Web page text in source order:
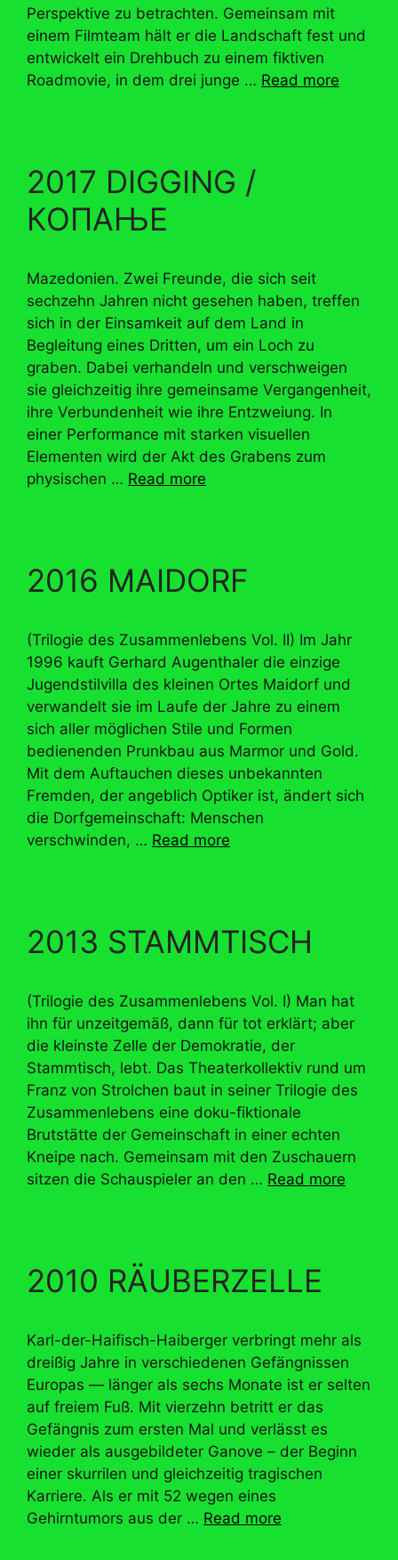
Perspektive zu betrachten. Gemeinsam mit
einem Filmteam hält er die Landschaft fest und
entwickelt ein Drehbuch zu einem fiktiven
Roadmovie, in dem drei junge … Read more
2017 DIGGING /
КОПАЊЕ
Mazedonien. Zwei Freunde, die sich seit
sechzehn Jahren nicht gesehen haben, treffen
sich in der Einsamkeit auf dem Land in
Begleitung eines Dritten, um ein Loch zu
graben. Dabei verhandeln und verschweigen
sie gleichzeitig ihre gemeinsame Vergangenheit,
ihre Verbundenheit wie ihre Entzweiung. In
einer Performance mit starken visuellen
Elementen wird der Akt des Grabens zum
physischen … Read more
2016 MAIDORF
(Trilogie des Zusammenlebens Vol. II) Im Jahr
1996 kauft Gerhard Augenthaler die einzige
Jugendstilvilla des kleinen Ortes Maidorf und
verwandelt sie im Laufe der Jahre zu einem
sich aller möglichen Stile und Formen
bedienenden Prunkbau aus Marmor und Gold.
Mit dem Auftauchen dieses unbekannten
Fremden, der angeblich Optiker ist, ändert sich
die Dorfgemeinschaft: Menschen
verschwinden, … Read more
2013 STAMMTISCH
(Trilogie des Zusammenlebens Vol. I) Man hat
ihn für unzeitgemäß, dann für tot erklärt; aber
die kleinste Zelle der Demokratie, der
Stammtisch, lebt. Das Theaterkollektiv rund um
Franz von Strolchen baut in seiner Trilogie des
Zusammenlebens eine doku-fiktionale
Brutstätte der Gemeinschaft in einer echten
Kneipe nach. Gemeinsam mit den Zuschauern
sitzen die Schauspieler an den … Read more
2010 RÄUBERZELLE
Karl-der-Haifisch-Haiberger verbringt mehr als
dreißig Jahre in verschiedenen Gefängnissen
Europas — länger als sechs Monate ist er selten
auf freiem Fuß. Mit vierzehn betritt er das
Gefängnis zum ersten Mal und verlässt es
wieder als ausgebildeter Ganove – der Beginn
einer skurrilen und gleichzeitig tragischen
Karriere. Als er mit 52 wegen eines
Gehirntumors aus der … Read more